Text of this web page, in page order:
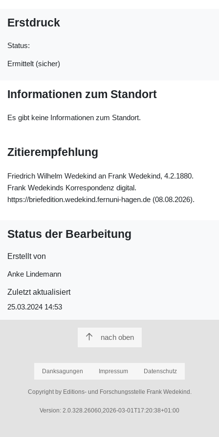
Erstdruck
Status:
Ermittelt (sicher)
Informationen zum Standort
Es gibt keine Informationen zum Standort.
Zitierempfehlung
Friedrich Wilhelm Wedekind an Frank Wedekind, 4.2.1880.
Frank Wedekinds Korrespondenz digital.
https://briefedition.wedekind.fernuni-hagen.de (08.08.2026).
Status der Bearbeitung
Erstellt von
Anke Lindemann
Zuletzt aktualisiert
25.03.2024 14:53
nach oben
Danksagungen Impressum Datenschutz
Copyright by Editions- und Forschungsstelle Frank Wedekind.
Version: 2.0.328.26060,2026-03-01T17:20:38+01:00